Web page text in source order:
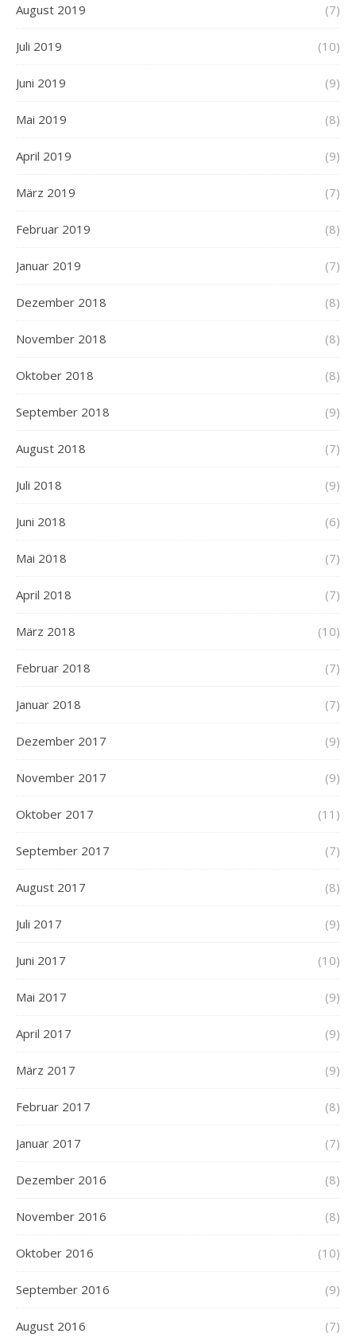
August 2019 (7)
Juli 2019 (10)
Juni 2019 (9)
Mai 2019 (8)
April 2019 (9)
März 2019 (7)
Februar 2019 (8)
Januar 2019 (7)
Dezember 2018 (8)
November 2018 (8)
Oktober 2018 (8)
September 2018 (9)
August 2018 (7)
Juli 2018 (9)
Juni 2018 (6)
Mai 2018 (7)
April 2018 (7)
März 2018 (10)
Februar 2018 (7)
Januar 2018 (7)
Dezember 2017 (9)
November 2017 (9)
Oktober 2017 (11)
September 2017 (7)
August 2017 (8)
Juli 2017 (9)
Juni 2017 (10)
Mai 2017 (9)
April 2017 (9)
März 2017 (9)
Februar 2017 (8)
Januar 2017 (7)
Dezember 2016 (8)
November 2016 (8)
Oktober 2016 (10)
September 2016 (9)
August 2016 (7)